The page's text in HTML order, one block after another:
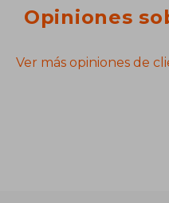
Opiniones
Ver más opiniones de